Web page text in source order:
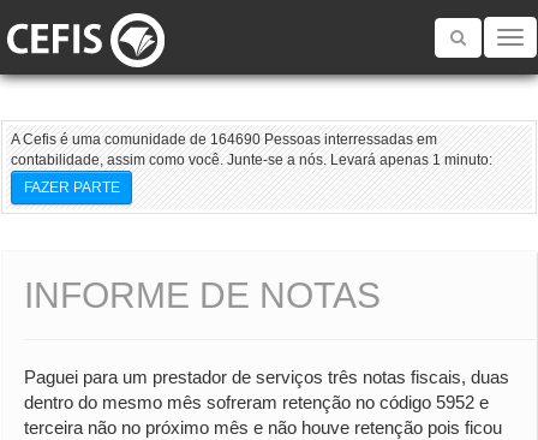
Toggle
A Cefis é uma comunidade de 164690 Pessoas interressadas em
contabilidade, assim como você. Junte-se a nós. Levará apenas 1 minuto:
FAZER PARTE
INFORME DE NOTAS
Paguei para um prestador de serviços três notas fiscais, duas
dentro do mesmo mês sofreram retenção no código 5952 e
terceira não no próximo mês e não houve retenção pois ficou